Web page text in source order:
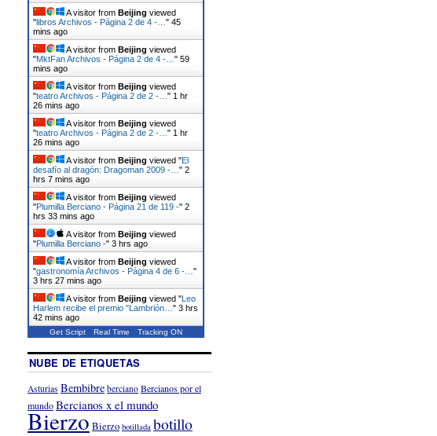
A visitor from Beijing viewed
"libros Archivos - Página 2 de 4 -… " 45
mins ago
A visitor from Beijing viewed
"MktFan Archivos - Página 2 de 4 -… " 59
mins ago
A visitor from Beijing viewed
"teatro Archivos - Página 2 de 2 -… " 1 hr
26 mins ago
A visitor from Beijing viewed
"teatro Archivos - Página 2 de 2 -… " 1 hr
26 mins ago
A visitor from Beijing viewed "El
desafío al dragón: Dragoman 2009 -… " 2
hrs 7 mins ago
A visitor from Beijing viewed
"Plumilla Berciano - Página 21 de 119 -" 2
hrs 33 mins ago
A visitor from Beijing viewed
"Plumilla Berciano -" 3 hrs ago
A visitor from Beijing viewed
"gastronomía Archivos - Página 4 de 6 -… "
3 hrs 27 mins ago
A visitor from Beijing viewed "Leo
Harlem recibe el premio "Lambrión… " 3 hrs
42 mins ago
Get Script Real Time Tracking ON
NUBE DE ETIQUETAS
Asturias Bembibre berciano Bercianos por el
mundoBercianos x el mundo
BierzoBierzo botillada botillo